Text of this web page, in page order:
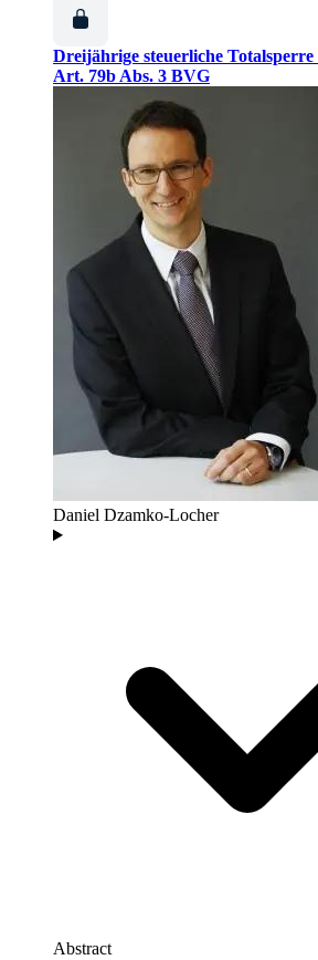
Dreijährige steuerliche
Art. 79b Abs. 3 BVG
Daniel Dzamko-Locher
Abstract